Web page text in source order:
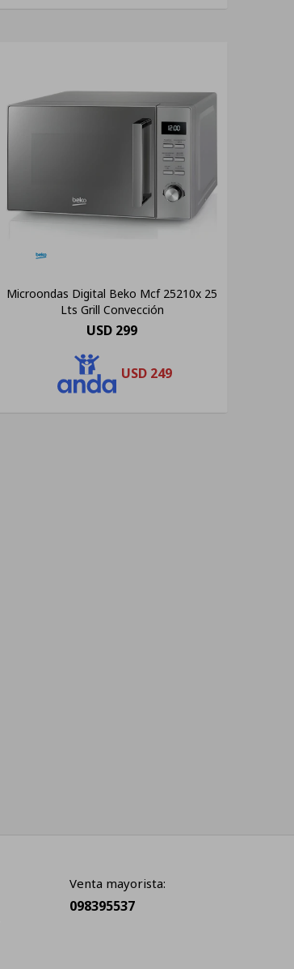
Microondas Digital Beko Mcf 25210x 25
Lts Grill Convección
USD 299
USD 249
Venta mayorista:
098395537